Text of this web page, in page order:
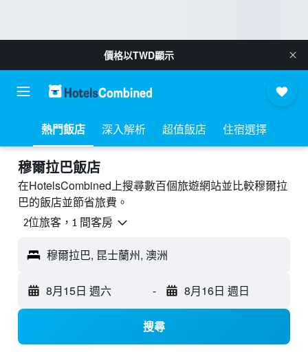
價格以TWD顯示
熱門飯店 深入解析 超值飯店 住宿選擇
穆爾拉巴飯店
在HotelsCombined上搜尋數百個旅遊網站並比較穆爾拉
巴的飯店並節省旅費。
2位旅客，1 間客房
穆爾拉巴, 昆士蘭州, 澳洲
8月15日 週六 - 8月16日 週日
搜尋